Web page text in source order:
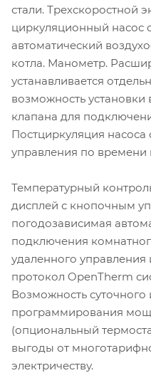
стали. Трехскоростной
циркуляционный насос
автоматический
котла. Манометр.
устанавливается
возможность
клапана для
Постциркуляция
управления по времени
Температурный
дисплей с кнопочным
погодозависимая
подключения
удаленного
протокол OpenTherm
Возможность суточного
программирования
(опциональный
выгоды от
электричеству.